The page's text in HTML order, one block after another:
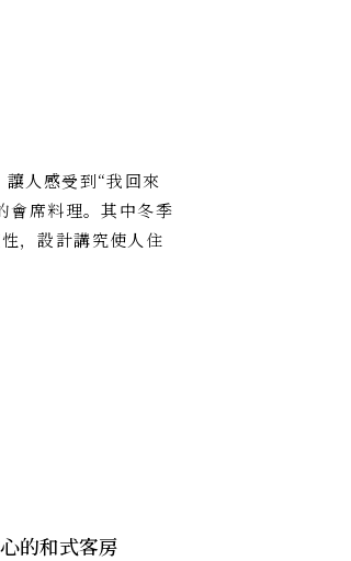
人感受到“我回來
會席料理。其中冬季
，設計講究使人住
的和式客房